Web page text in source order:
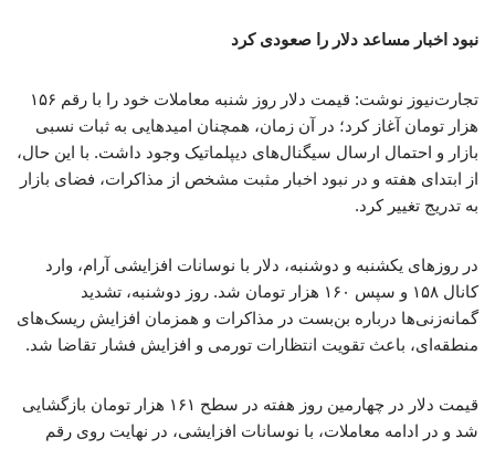
نبود اخبار مساعد دلار را صعودی کرد
تجارت‌نیوز نوشت: قیمت دلار روز شنبه معاملات خود را با رقم ۱۵۶
هزار تومان آغاز کرد؛ در آن زمان، همچنان امیدهایی به ثبات نسبی
بازار و احتمال ارسال سیگنال‌های دیپلماتیک وجود داشت. با این حال،
از ابتدای هفته و در نبود اخبار مثبت مشخص از مذاکرات، فضای بازار
به تدریج تغییر کرد.
در روزهای یکشنبه و دوشنبه، دلار با نوسانات افزایشی آرام، وارد
کانال ۱۵۸ و سپس ۱۶۰ هزار تومان شد. روز دوشنبه، تشدید
گمانه‌زنی‌ها درباره بن‌بست در مذاکرات و همزمان افزایش ریسک‌های
منطقه‌ای، باعث تقویت انتظارات تورمی و افزایش فشار تقاضا شد.
قیمت دلار در چهارمین روز هفته در سطح ۱۶۱ هزار تومان بازگشایی
شد و در ادامه معاملات، با نوسانات افزایشی، در نهایت روی رقم